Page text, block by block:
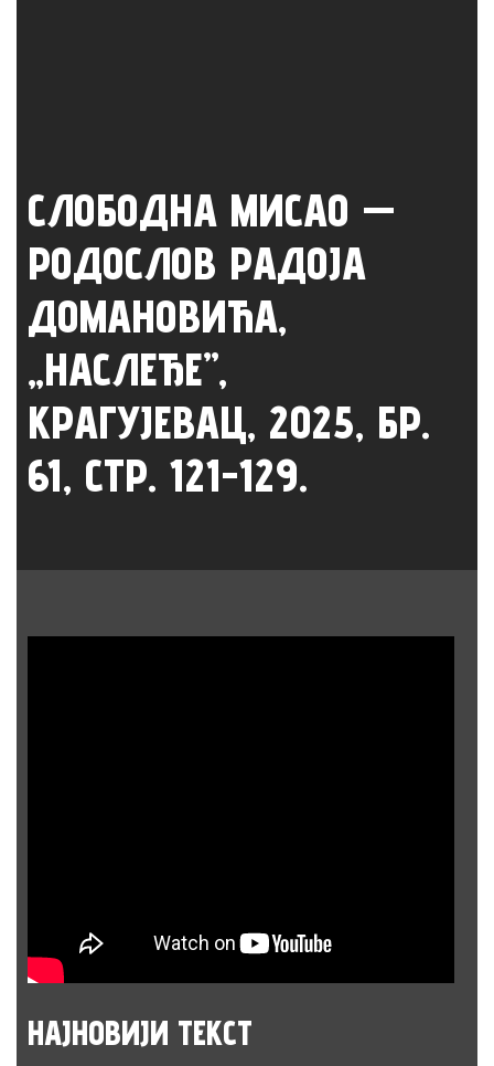
СЛОБОДНА МИСАО —
РОДОСЛОВ РАДОЈА
ДОМАНОВИЋА,
„НАСЛЕЂЕ”,
КРАГУЈЕВАЦ, 2025, БР.
61, СТР. 121-129.
НАЈНОВИЈИ ТЕКСТ